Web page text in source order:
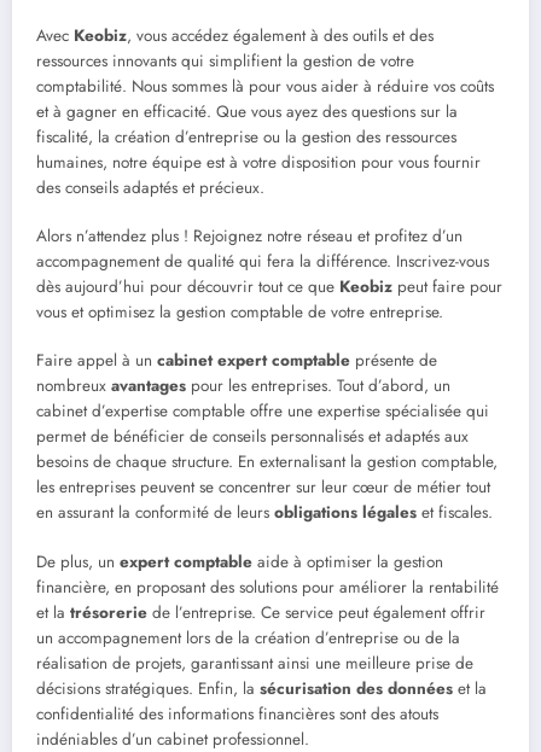
Avec Keobiz, vous accédez également à des outils et des
ressources innovants qui simplifient la gestion de votre
comptabilité. Nous sommes là pour vous aider à réduire vos coûts
et à gagner en efficacité. Que vous ayez des questions sur la
fiscalité, la création d’entreprise ou la gestion des ressources
humaines, notre équipe est à votre disposition pour vous fournir
des conseils adaptés et précieux.
Alors n’attendez plus ! Rejoignez notre réseau et profitez d’un
accompagnement de qualité qui fera la différence. Inscrivez-vous
dès aujourd’hui pour découvrir tout ce que Keobiz peut faire pour
vous et optimisez la gestion comptable de votre entreprise.
Faire appel à un cabinet expert comptable présente de
nombreux avantages pour les entreprises. Tout d’abord, un
cabinet d’expertise comptable offre une expertise spécialisée qui
permet de bénéficier de conseils personnalisés et adaptés aux
besoins de chaque structure. En externalisant la gestion comptable,
les entreprises peuvent se concentrer sur leur cœur de métier tout
en assurant la conformité de leurs obligations légales et fiscales.
De plus, un expert comptable aide à optimiser la gestion
financière, en proposant des solutions pour améliorer la rentabilité
et la trésorerie de l’entreprise. Ce service peut également offrir
un accompagnement lors de la création d’entreprise ou de la
réalisation de projets, garantissant ainsi une meilleure prise de
décisions stratégiques. Enfin, la sécurisation des données et la
confidentialité des informations financières sont des atouts
indéniables d’un cabinet professionnel.